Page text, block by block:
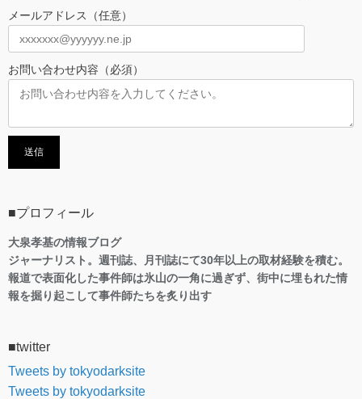
メールアドレス（任意）
お問い合わせ内容（必須）
■プロフィール
大泉孝基の情報ブログ
ジャーナリスト。週刊誌、月刊誌にて30年以上の取材経験を積む。
報道で表面化した事件師は氷山の一角に過ぎず、街中に埋もれた情
報を掘り起こして事件師たちを炙り出す
■twitter
Tweets by tokyodarksite
Tweets by tokyodarksite